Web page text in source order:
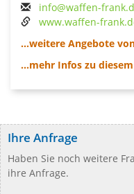
info@waffen-
www.waffen-
...weitere Angebote
...mehr Infos zu
Ihre Anfrage
Haben Sie noch weitere
ihre Anfrage.